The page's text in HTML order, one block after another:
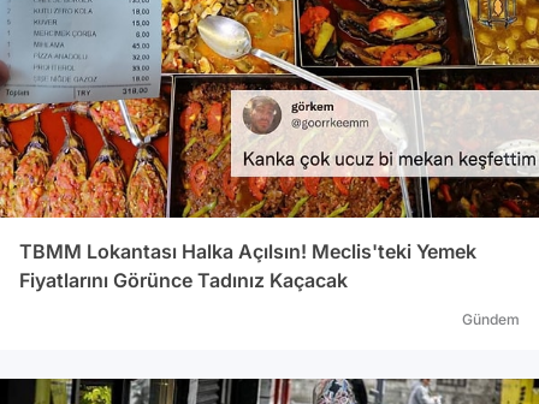
TBMM Lokantası Halka Açılsın! Meclis'teki Yemek
Fiyatlarını Görünce Tadınız Kaçacak
Gündem